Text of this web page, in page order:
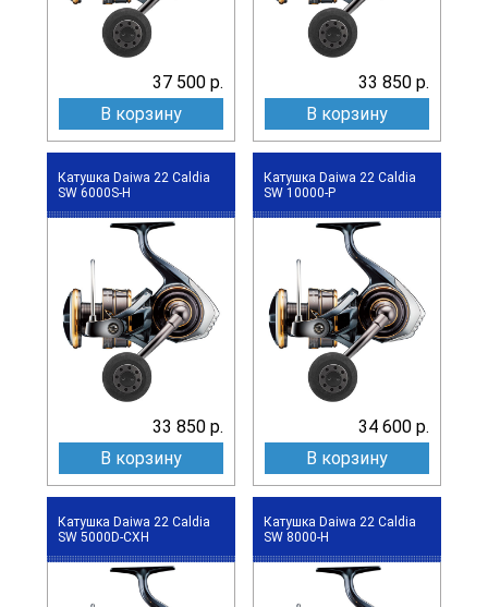
37 500 р.
В корзину
33 850 р.
В корзину
Катушка Daiwa 22 Caldia
SW 6000S-H
33 850 р.
В корзину
Катушка Daiwa 22 Caldia
SW 10000-P
34 600 р.
В корзину
Катушка Daiwa 22 Caldia
SW 5000D-CXH
Катушка Daiwa 22 Caldia
SW 8000-H